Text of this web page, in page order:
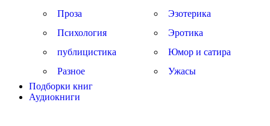
Проза
Психология
публицистика
Разное
Эзотерика
Эротика
Юмор и сатира
Ужасы
Подборки книг
Аудиокниги